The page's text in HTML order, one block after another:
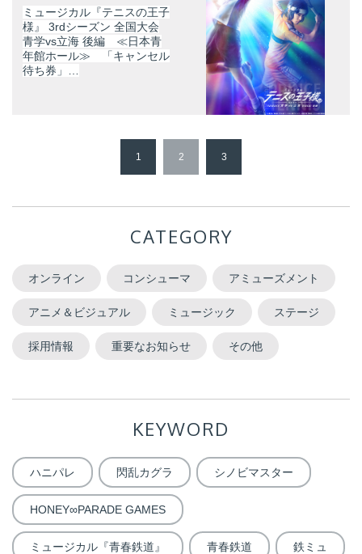
ミュージカル『テニスの王子
様』 3rdシーズン 全国大会
青学vs立海 後編 ≪日本青
年館ホール≫ 「キャンセル
待ち券」…
1 2 3
CATEGORY
オンライン コンシューマ アミューズメント
アニメ＆ビジュアル ミュージック ステージ
採用情報 重要なお知らせ その他
KEYWORD
ハニパレ 閃乱カグラ シノビマスター
HONEY∞PARADE GAMES
ミュージカル『青春鉄道』 青春鉄道 鉄ミュ